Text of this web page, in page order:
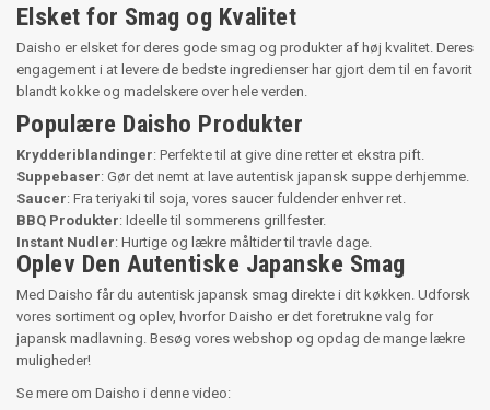
Elsket for Smag og Kvalitet
Daisho er elsket for deres gode smag og produkter af høj kvalitet. Deres
engagement i at levere de bedste ingredienser har gjort dem til en favorit
blandt kokke og madelskere over hele verden.
Populære Daisho Produkter
Krydderiblandinger: Perfekte til at give dine retter et ekstra pift.
Suppebaser: Gør det nemt at lave autentisk japansk suppe derhjemme.
Saucer: Fra teriyaki til soja, vores saucer fuldender enhver ret.
BBQ Produkter: Ideelle til sommerens grillfester.
Instant Nudler: Hurtige og lækre måltider til travle dage.
Oplev Den Autentiske Japanske Smag
Med Daisho får du autentisk japansk smag direkte i dit køkken. Udforsk
vores sortiment og oplev, hvorfor Daisho er det foretrukne valg for
japansk madlavning. Besøg vores webshop og opdag de mange lækre
muligheder!
Se mere om Daisho i denne video: